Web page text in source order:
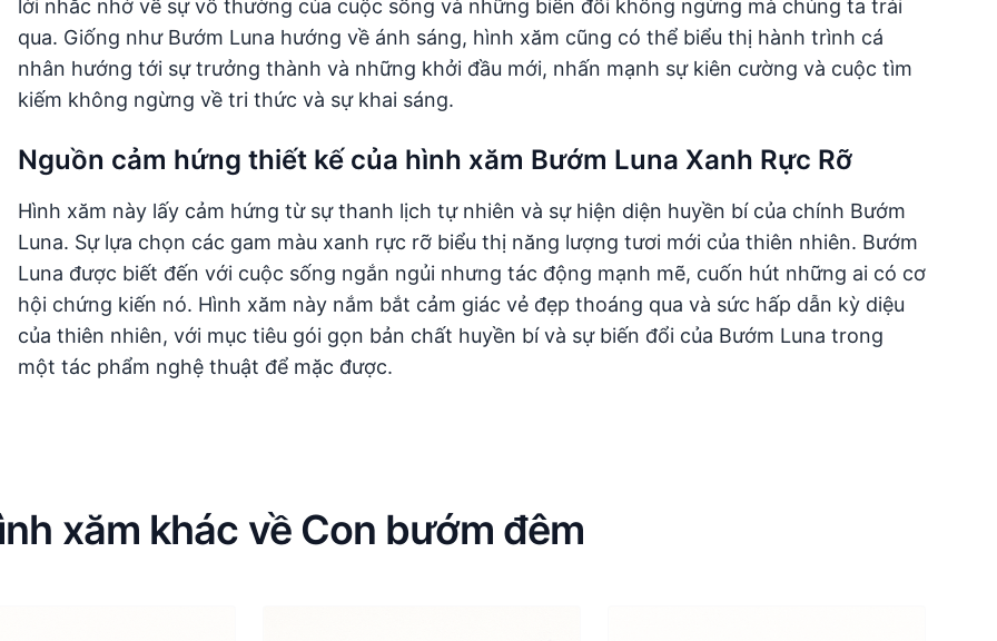
lời nhắc nhở về sự vô thường của cuộc sống và những biến đổi không ngừng mà chúng ta trải
qua. Giống như Bướm Luna hướng về ánh sáng, hình xăm cũng có thể biểu thị hành trình cá
nhân hướng tới sự trưởng thành và những khởi đầu mới, nhấn mạnh sự kiên cường và cuộc tìm
kiếm không ngừng về tri thức và sự khai sáng.
Nguồn cảm hứng thiết kế của hình xăm Bướm Luna Xanh Rực Rỡ
Hình xăm này lấy cảm hứng từ sự thanh lịch tự nhiên và sự hiện diện huyền bí của chính Bướm
Luna. Sự lựa chọn các gam màu xanh rực rỡ biểu thị năng lượng tươi mới của thiên nhiên. Bướm
Luna được biết đến với cuộc sống ngắn ngủi nhưng tác động mạnh mẽ, cuốn hút những ai có cơ
hội chứng kiến nó. Hình xăm này nắm bắt cảm giác vẻ đẹp thoáng qua và sức hấp dẫn kỳ diệu
của thiên nhiên, với mục tiêu gói gọn bản chất huyền bí và sự biến đổi của Bướm Luna trong
một tác phẩm nghệ thuật để mặc được.
xăm khác về Con bướm đêm